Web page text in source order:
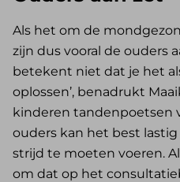
Als het om de
zijn dus vooral de ouders
betekent niet dat je het
oplossen’, benadrukt
kinderen tandenpoetsen
ouders kan het best
strijd te moeten voeren.
om dat op het